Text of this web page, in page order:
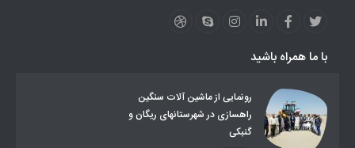
عملکردها
عشایر استان
طرح و برنامه
روند ساماندهی عشایر داوطلب اسکان
تشکیلات اداری
با ما همراه باشید
رونمایی از ماشین آلات سنگین
راهسازی در شهرستانهای ریگان و
گنبکی